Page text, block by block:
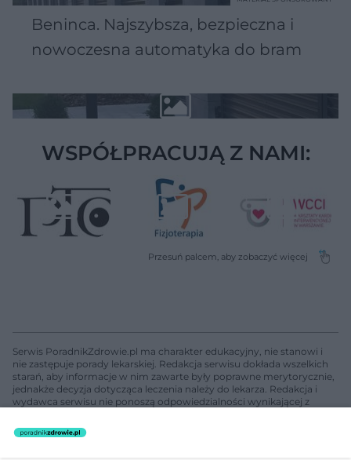
Beninca. Najszybsza, bezpieczna i
nowoczesna automatyka do bram
WSPÓŁPRACUJĄ Z NAMI:
Serwis PoradnikZdrowie.pl ma charakter edukacyjny, nie stanowi i
nie zastępuje porady lekarskiej. Redakcja serwisu dokłada wszelkich
starań, aby informacje w nim zawarte były poprawne merytorycznie,
jednakże decyzja dotycząca leczenia należy do lekarza. Redakcja i
wydawca serwisu nie ponoszą odpowiedzialności wynikającej z
nie prowadzi działalności leczniczej polegającej na udzielaniu
świadczeń zdrowotnych w rozumieniu art. 3 ust 1 ustawy o